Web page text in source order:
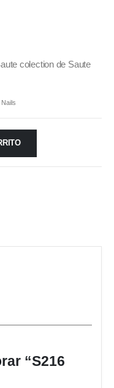
colection de Saute
“S216